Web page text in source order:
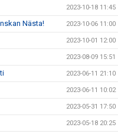
2023-10-18 11:45
Nästa! 2023-10-06 11:00
2023-10-01 12:00
2023-08-09 15:51
2023-06-11 21:10
2023-06-11 10:02
2023-05-31 17:50
2023-05-18 20:25